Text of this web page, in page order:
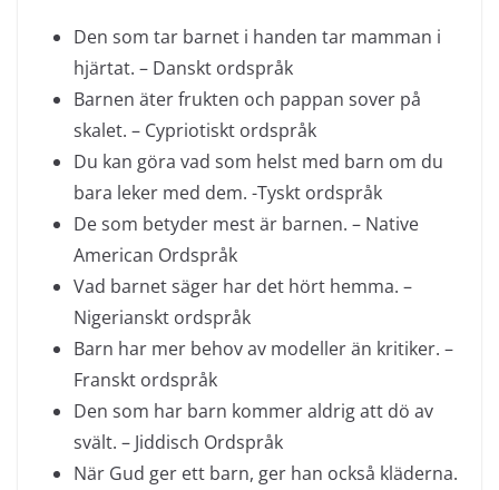
Den som tar barnet i handen tar mamman i
hjärtat. – Danskt ordspråk
Barnen äter frukten och pappan sover på
skalet. – Cypriotiskt ordspråk
Du kan göra vad som helst med barn om du
bara leker med dem. -Tyskt ordspråk
De som betyder mest är barnen. – Native
American Ordspråk
Vad barnet säger har det hört hemma. –
Nigerianskt ordspråk
Barn har mer behov av modeller än kritiker. –
Franskt ordspråk
Den som har barn kommer aldrig att dö av
svält. – Jiddisch Ordspråk
När Gud ger ett barn, ger han också kläderna.